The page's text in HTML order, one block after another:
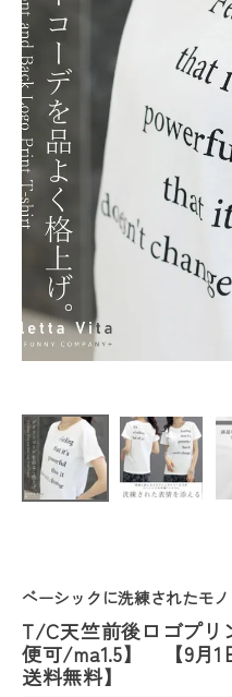
ACCOUNT MENU
ようこそ ゲスト 様
ログイン 会
T/C天竺前後
ロゴプリント
可/ma1.5】
【9月1日
9：59までメ
ール便のみ送
ファッション雑貨
ベーシックに洗練されたモ
T/C天竺前後ロゴプリ
便可/ma1.5】 【9月1
送料無料】